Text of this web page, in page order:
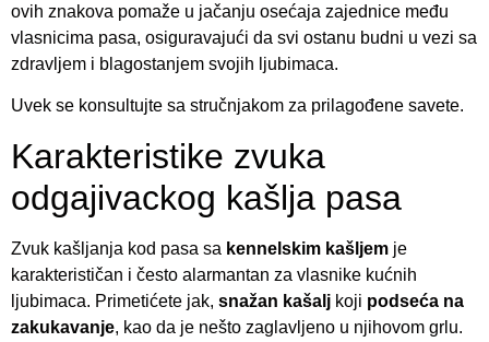
ovih znakova pomaže u jačanju osećaja zajednice među
vlasnicima pasa, osiguravajući da svi ostanu budni u vezi sa
zdravljem i blagostanjem svojih ljubimaca.
Uvek se konsultujte sa stručnjakom za prilagođene savete.
Karakteristike zvuka
odgajivackog kašlja pasa
Zvuk kašljanja kod pasa sa kennelskim kašljem je
karakterističan i često alarmantan za vlasnike kućnih
ljubimaca. Primetićete jak, snažan kašalj koji podseća na
zakukavanje, kao da je nešto zaglavljeno u njihovom grlu.